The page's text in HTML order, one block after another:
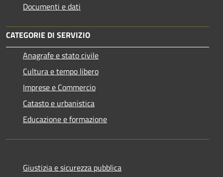
Documenti e dati
CATEGORIE DI SERVIZIO
Anagrafe e stato civile
Cultura e tempo libero
Imprese e Commercio
Catasto e urbanistica
Educazione e formazione
Giustizia e sicurezza pubblica